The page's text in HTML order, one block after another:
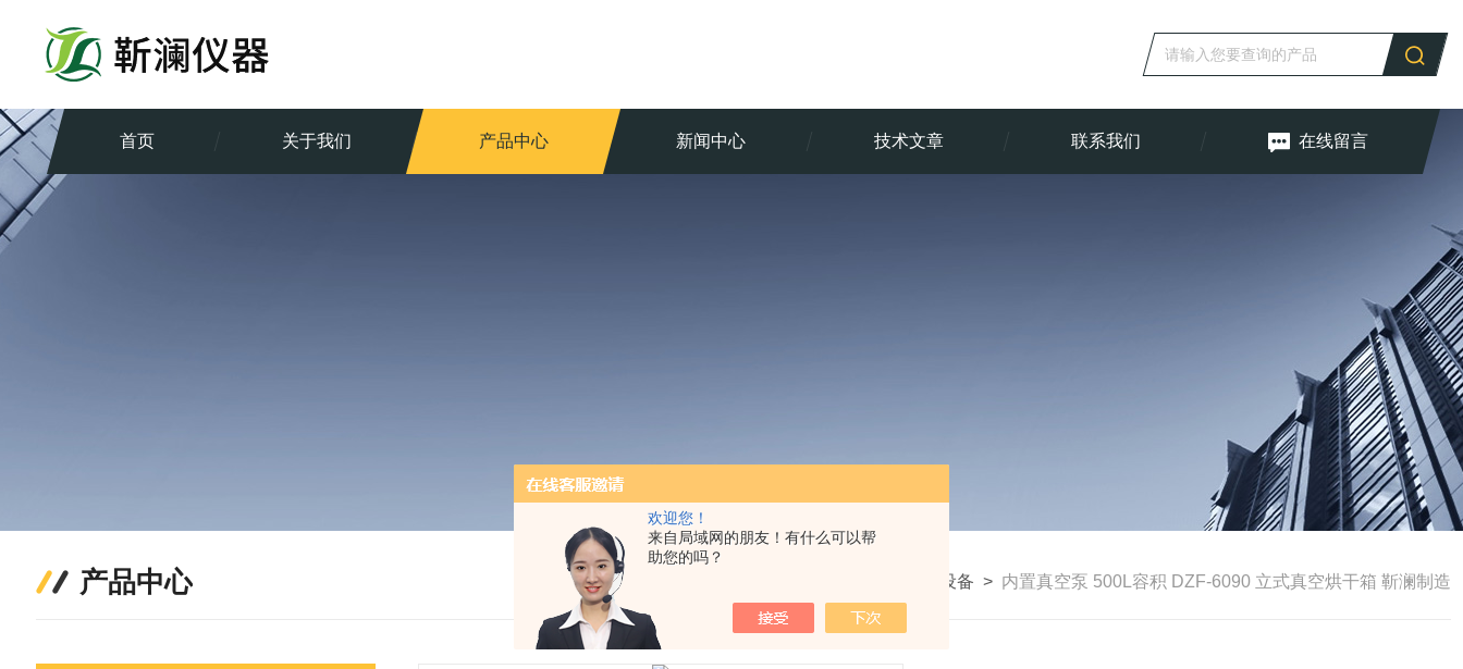
欢迎您！
来自局域网的朋友！有什么可以帮
助您的吗？
首页 关于我们 产品中心 新闻中心 技术文章 联系我们 在线留言
产品中心 我的位置： 干燥设备 > 内置真空泵 500L容积 DZF-6090 立式真空烘干箱 靳澜制造